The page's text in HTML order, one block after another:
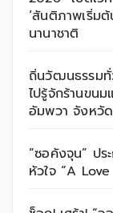
‘สันติภาพเริ่ม
นานาชาติ
ถิ่นวัฒนธรรม
ไปรู้จักร้านขน
อัมพวา จังหวั
“ซอคังจุน” ปร
หัวใจ “A